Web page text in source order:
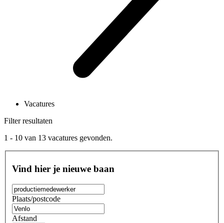
Vacatures
Filter resultaten
1 - 10 van 13 vacatures gevonden.
Vind hier je nieuwe baan
Plaats/postcode
Afstand